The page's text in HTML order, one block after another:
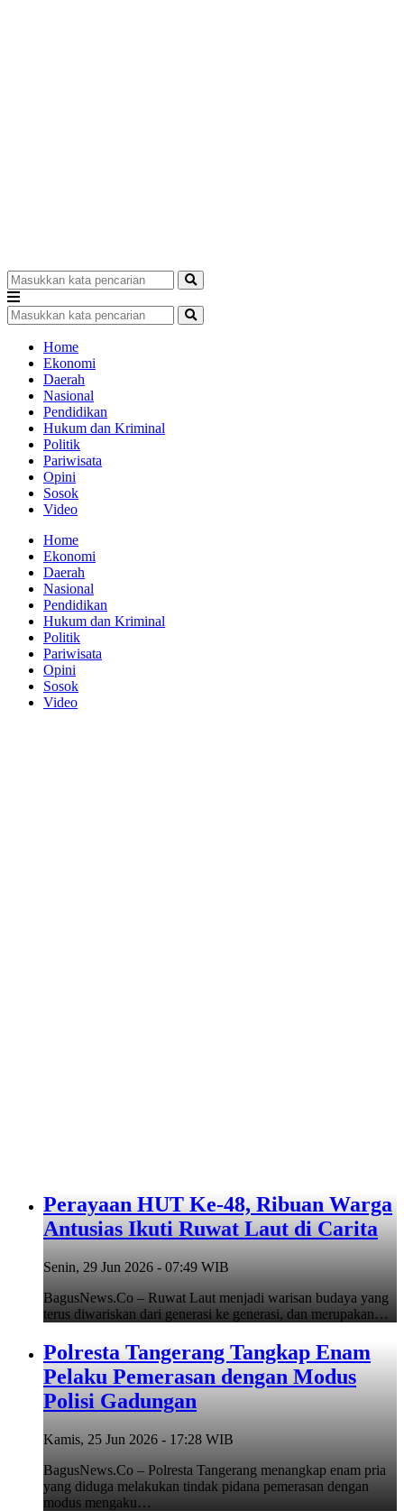
Home
Ekonomi
Daerah
Nasional
Pendidikan
Hukum dan Kriminal
Politik
Pariwisata
Opini
Sosok
Video
Home
Ekonomi
Daerah
Nasional
Pendidikan
Hukum dan Kriminal
Politik
Pariwisata
Opini
Sosok
Video
Perayaan HUT Ke-48, Ribuan Warga
Antusias Ikuti Ruwat Laut di Carita
Senin, 29 Jun 2026 - 07:49 WIB
BagusNews.Co – Ruwat Laut menjadi warisan budaya yang
terus diwariskan dari generasi ke generasi, dan merupakan…
Polresta Tangerang Tangkap Enam
Pelaku Pemerasan dengan Modus
Polisi Gadungan
Kamis, 25 Jun 2026 - 17:28 WIB
BagusNews.Co – Polresta Tangerang menangkap enam pria
yang diduga melakukan tindak pidana pemerasan dengan
modus mengaku…